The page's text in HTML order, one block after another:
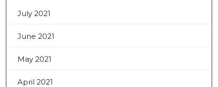
July 2021
June 2021
May 2021
April 2021